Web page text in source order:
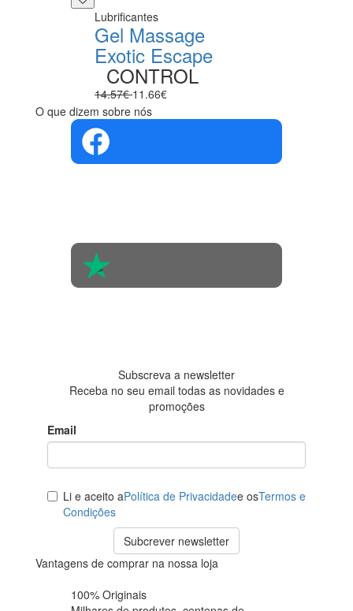
Lubrificantes
Gel Massage
Exotic Escape
CONTROL
14.57€11.66€
O que dizem sobre nós
Subscreva a newsletter
Receba no seu email todas as novidades e
promoções
Email
Li e aceito aPolítica de Privacidadee osTermos e
Condições
Subcrever newsletter
Vantagens de comprar na nossa loja
100% Originais